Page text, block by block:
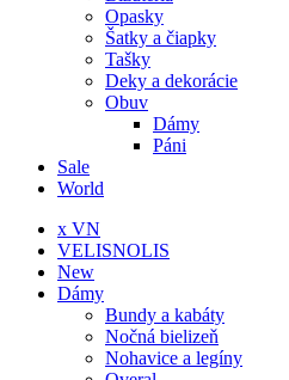
Opasky
Šatky a čiapky
Tašky
Deky a dekorácie
Obuv
Dámy
Páni
Sale
World
x VN
VELISNOLIS
New
Dámy
Bundy a kabáty
Nočná bielizeň
Nohavice a legíny